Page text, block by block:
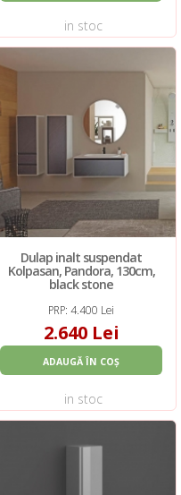
in stoc
Dulap inalt suspendat
Kolpasan, Pandora, 130cm,
black stone
PRP: 4.400 Lei
2.640 Lei
ADAUGĂ ÎN COȘ
in stoc